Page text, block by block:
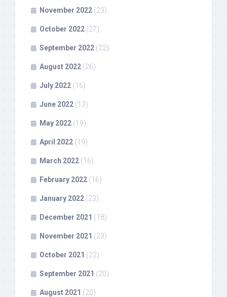
November 2022 (23)
October 2022 (27)
September 2022 (22)
August 2022 (26)
July 2022 (16)
June 2022 (13)
May 2022 (19)
April 2022 (19)
March 2022 (16)
February 2022 (16)
January 2022 (23)
December 2021 (18)
November 2021 (23)
October 2021 (22)
September 2021 (20)
August 2021 (20)